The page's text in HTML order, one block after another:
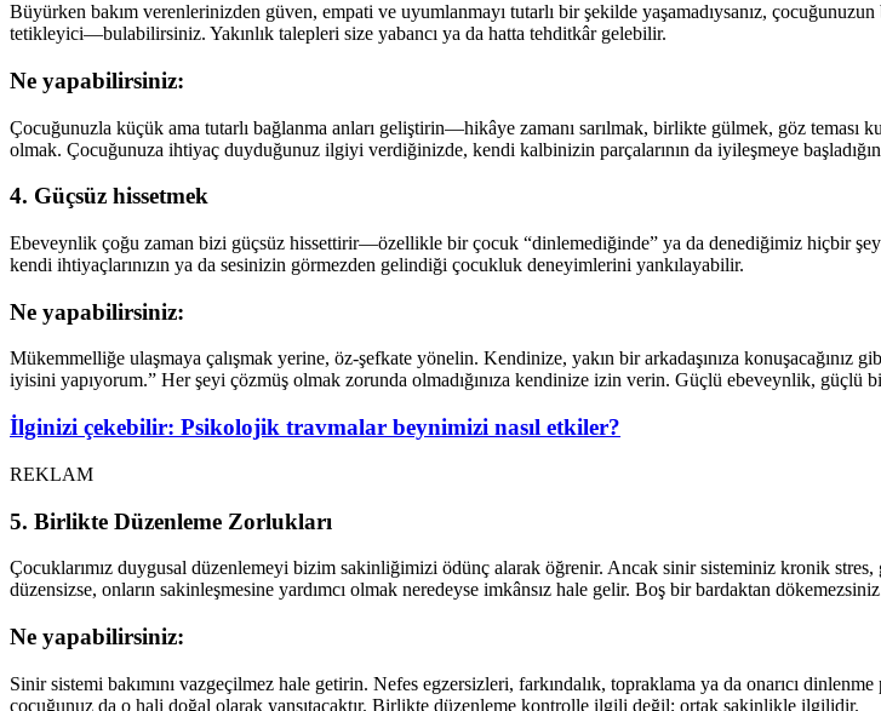
Büyürken bakım verenlerinizden güven, empati ve uyumlanmayı tutarlı bir şekilde yaşamadıysanız,
tetikleyici—bulabilirsiniz. Yakınlık talepleri size yabancı ya da hatta tehditkâr gelebilir.
Ne yapabilirsiniz:
Çocuğunuzla küçük ama tutarlı bağlanma anları geliştirin—hikâye zamanı sarılmak, birlikte gülmek, göz teması
olmak. Çocuğunuza ihtiyaç duyduğunuz ilgiyi verdiğinizde, kendi kalbinizin parçalarının da iyileşmeye
4. Güçsüz hissetmek
Ebeveynlik çoğu zaman bizi güçsüz hissettirir—özellikle bir çocuk “dinlemediğinde” ya da denediğimiz hiçbir şey
kendi ihtiyaçlarınızın ya da sesinizin görmezden gelindiği çocukluk deneyimlerini yankılayabilir.
Ne yapabilirsiniz:
Mükemmelliğe ulaşmaya çalışmak yerine, öz-şefkate yönelin. Kendinize, yakın bir arkadaşınıza konuşacağınız
iyisini yapıyorum.” Her şeyi çözmüş olmak zorunda olmadığınıza kendinize izin verin. Güçlü ebeveynlik, güçlü
İlginizi çekebilir: Psikolojik travmalar beynimizi nasıl etkiler?
REKLAM
5. Birlikte Düzenleme Zorlukları
Çocuklarımız duygusal düzenlemeyi bizim sakinliğimizi ödünç alarak öğrenir. Ancak sinir sisteminiz kronik
düzensizse, onların sakinleşmesine yardımcı olmak neredeyse imkânsız hale gelir. Boş bir bardaktan
Ne yapabilirsiniz:
Sinir sistemi bakımını vazgeçilmez hale getirin. Nefes egzersizleri, farkındalık, topraklama ya da onarıcı
çocuğunuz da o hali doğal olarak yansıtacaktır. Birlikte düzenleme kontrolle ilgili değil; ortak sakinlikle ilgilidir.